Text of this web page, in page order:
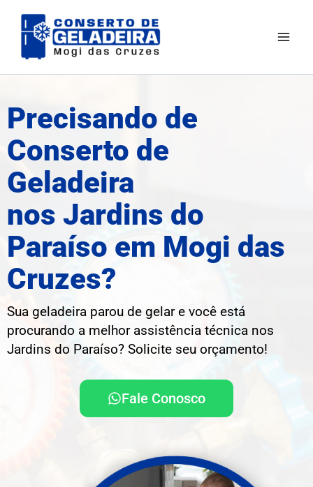
para
Precisando de
Conserto de
Geladeira
nos Jardins do
Paraíso em Mogi das
Cruzes?
Sua geladeira parou de gelar e você está
procurando a melhor assistência técnica nos
Jardins do Paraíso? Solicite seu orçamento!
Fale Conosco